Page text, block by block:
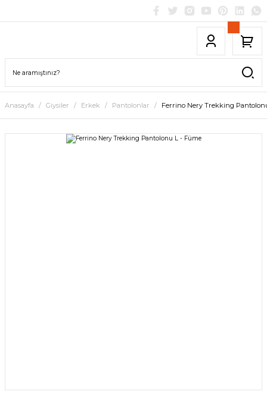
Anasayfa Giysiler Erkek Pantolonlar Ferrino Nery Trekking